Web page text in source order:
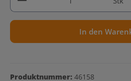
In den
Produktnummer: 46158